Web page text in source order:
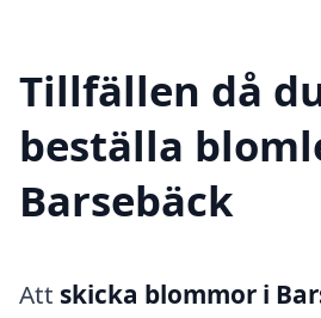
Tillfällen då
beställa
Barsebäck
Att skicka blommor i